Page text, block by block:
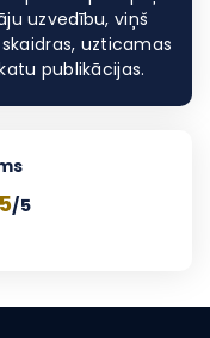
uzvedību, viņš
uzticamas
publikācijas.
5/5